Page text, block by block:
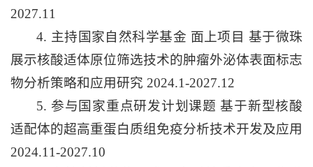
2027.11
4. 主持国家自然科学基金 面上项目 基于微珠
展示核酸适体原位筛选技术的肿瘤外泌体表面标志
物分析策略和应用研究 2024.1-2027.12
5. 参与国家重点研发计划课题 基于新型核酸
适配体的超高重蛋白质组免疫分析技术开发及应用
2024.11-2027.10